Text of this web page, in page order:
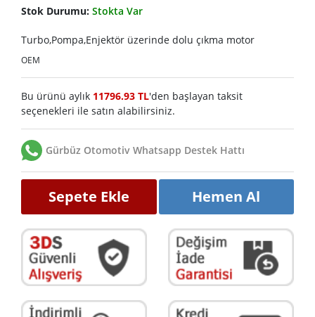
Stok Durumu: Stokta Var
Turbo,Pompa,Enjektör üzerinde dolu çıkma motor
OEM
Bu ürünü aylık 11796.93 TL'den başlayan taksit
seçenekleri ile satın alabilirsiniz.
Gürbüz Otomotiv Whatsapp Destek Hattı
Sepete Ekle Hemen Al